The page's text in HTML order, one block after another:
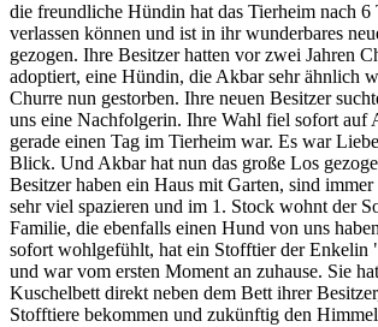
die freundliche Hündin hat das Tierheim nach 6
verlassen können und ist in ihr wunderbares
gezogen. Ihre Besitzer hatten vor zwei Jahren
adoptiert, eine Hündin, die Akbar sehr ähnlich
Churre nun gestorben. Ihre neuen Besitzer
uns eine Nachfolgerin. Ihre Wahl fiel sofort auf
gerade einen Tag im Tierheim war. Es war
Blick. Und Akbar hat nun das große Los
Besitzer haben ein Haus mit Garten, sind immer
sehr viel spazieren und im 1. Stock wohnt der
Familie, die ebenfalls einen Hund von uns
sofort wohlgefühlt, hat ein Stofftier der Enkelin
und war vom ersten Moment an zuhause. Sie
Kuschelbett direkt neben dem Bett ihrer
Stofftiere bekommen und zukünftig den